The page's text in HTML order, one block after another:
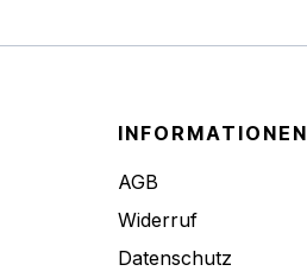
INFORMATIONEN
AGB
Widerruf
Datenschutz